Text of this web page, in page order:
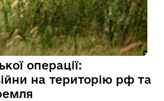
операції:
на територію рф та